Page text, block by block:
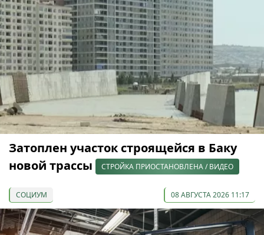
Затоплен участок строящейся в Баку
новой трассы
СТРОЙКА ПРИОСТАНОВЛЕНА / ВИДЕО
СОЦИУМ 08 АВГУСТА 2026 11:17